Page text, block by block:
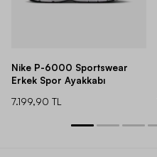
Nike P-6000 Sportswear
Erkek Spor Ayakkabı
7.199,90 TL